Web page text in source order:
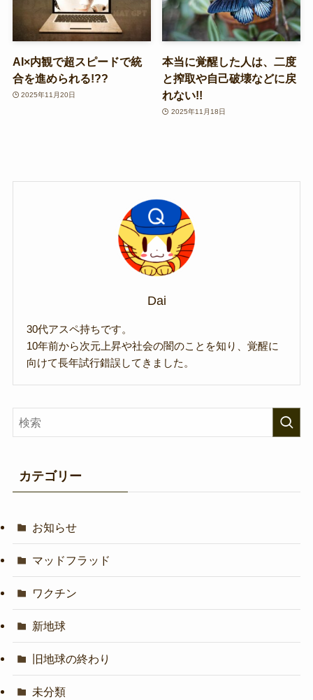
AI×内観で超スピードで統
合を進められる!??
2025年11月20日
本当に覚醒した人は、二度
と搾取や自己破壊などに戻
れない!!
2025年11月18日
Dai
30代アスペ持ちです。
10年前から次元上昇や社会の闇のことを知り、覚醒に
向けて長年試行錯誤してきました。
カテゴリー
お知らせ
マッドフラッド
ワクチン
新地球
旧地球の終わり
未分類